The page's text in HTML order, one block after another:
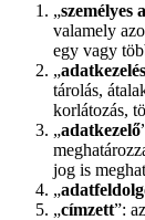
„személyes
valamely
egy vagy
„adatkezelés
tárolás,
korlátozás,
„adatkezelő
jog is
„
„címzett”: